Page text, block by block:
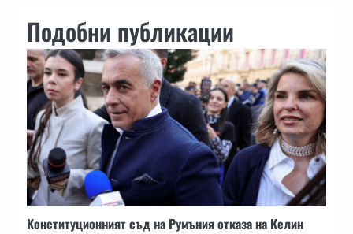
Подобни публикации
Конституционният съд на Румъния отказа на Келин